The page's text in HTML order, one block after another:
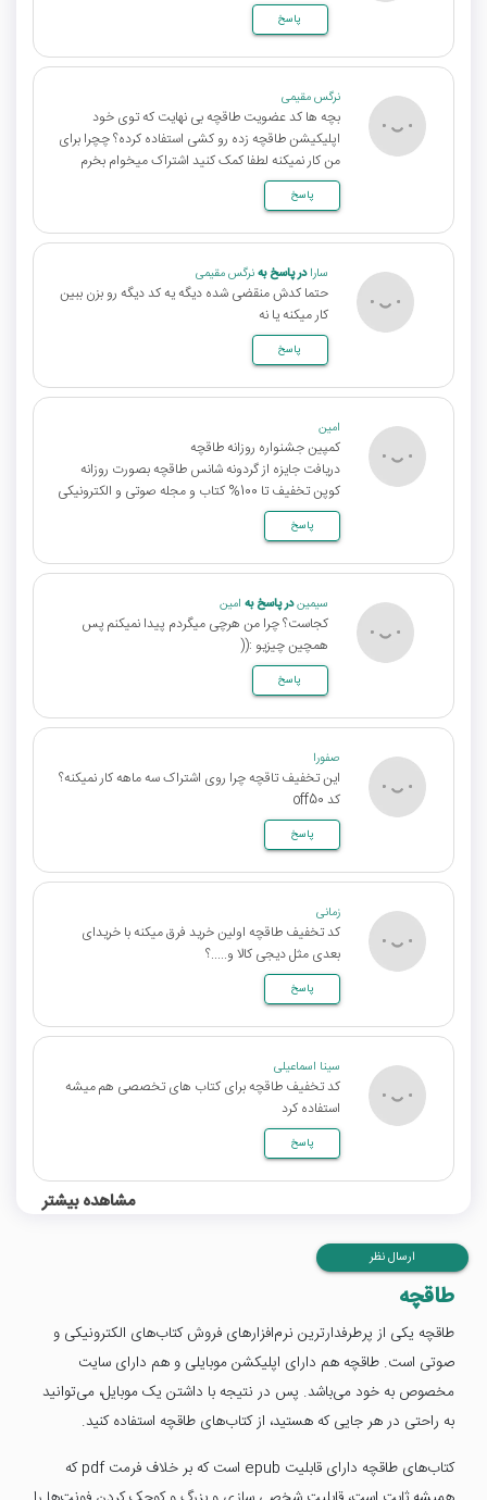
پاسخ
نرگس مقیمی
بچه ها کد عضویت طاقچه بی نهایت که توی خود
اپلیکیشن طاقچه زده رو کشی استفاده کرده؟ چچرا برای
من کار نمیکنه لطفا کمک کنید اشتراک میخوام بخرم
پاسخ
سارادر پاسخ بهنرگس مقیمی
حتما کدش منقضی شده دیگه یه کد دیگه رو بزن ببین
کار میکنه یا نه
پاسخ
امین
کمپین جشنواره روزانه طاقچه
دریافت جایزه از گردونه شانس طاقچه بصورت روزانه
کوپن تخفیف تا 100% کتاب و مجله صوتی و الکترونیکی
پاسخ
سیمیندر پاسخ به امین
کجاست؟ چرا من هرچی میگردم پیدا نمیکنم پس
همچین چیزیو :((
پاسخ
صفورا
این تخفیف تاقچه چرا روی اشتراک سه ماهه کار نمیکنه؟
کد off50
پاسخ
زمانی
کد تخفیف طاقچه اولین خرید فرق میکنه با خریدای
بعدی مثل دیجی کالا و.....؟
پاسخ
سینا اسماعیلی
کد تخفیف طاقچه برای کتاب های تخصصی هم میشه
استفاده کرد
پاسخ
مشاهده بیشتر
ارسال نظر
طاقچه
طاقچه یکی از پرطرفدارترین نرم‌افزارهای فروش کتاب‌های الکترونیکی و
صوتی است. طاقچه هم دارای اپلیکشن موبایلی و هم دارای سایت
مخصوص به خود می‌باشد. پس در نتیجه با داشتن یک موبایل، می‌توانید
به راحتی در هر جایی که هستید، از کتاب‌های طاقچه استفاده کنید.
کتاب‌های طاقچه دارای قابلیت epub است که بر خلاف فرمت pdf که